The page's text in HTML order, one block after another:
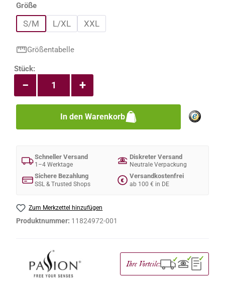
Größeauswählen
S/M L/XL XXL
Größentabelle
Produkt Anzahl: Gib den gewünschten
Stück:
+
−
In den Warenkorb
Schneller Versand
1–4 Werktage
Diskreter Versand
Neutrale Verpackung
Sichere Bezahlung
SSL & Trusted Shops
€
Versandkostenfrei
ab 100 € in DE
Zum Merkzettel hinzufügen
Produktnummer: 11824972-001
Ihre Vorteile: ✓ ✓ ✓